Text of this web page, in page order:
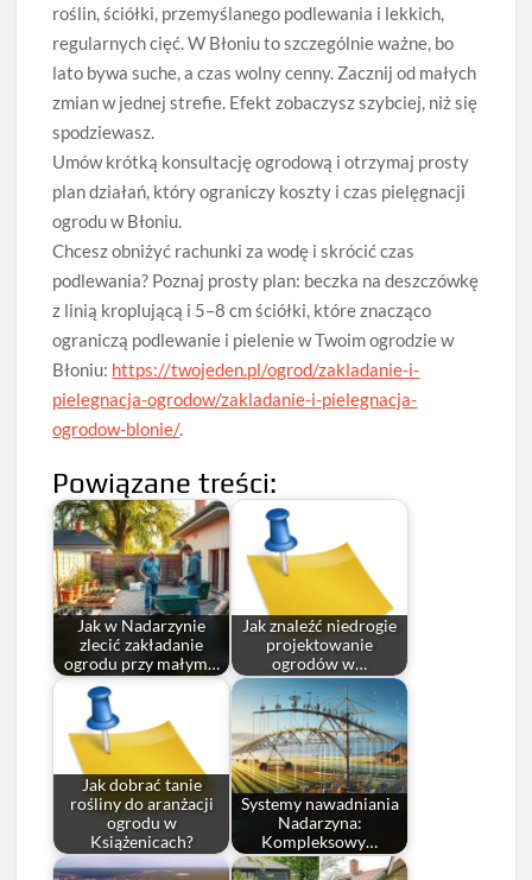
roślin, ściółki, przemyślanego podlewania i lekkich,
regularnych cięć. W Błoniu to szczególnie ważne, bo
lato bywa suche, a czas wolny cenny. Zacznij od małych
zmian w jednej strefie. Efekt zobaczysz szybciej, niż się
spodziewasz.
Umów krótką konsultację ogrodową i otrzymaj prosty
plan działań, który ograniczy koszty i czas pielęgnacji
ogrodu w Błoniu.
Chcesz obniżyć rachunki za wodę i skrócić czas
podlewania? Poznaj prosty plan: beczka na deszczówkę
z linią kroplującą i 5–8 cm ściółki, które znacząco
ograniczą podlewanie i pielenie w Twoim ogrodzie w
Błoniu: https://twojeden.pl/ogrod/zakladanie-i-
pielegnacja-ogrodow/zakladanie-i-pielegnacja-
ogrodow-blonie/.
Powiązane treści:
Jak w Nadarzynie
zlecić zakładanie
ogrodu przy małym…
Jak znaleźć niedrogie
projektowanie
ogrodów w…
Jak dobrać tanie
rośliny do aranżacji
ogrodu w
Książenicach?
Systemy nawadniania
Nadarzyna:
Kompleksowy…